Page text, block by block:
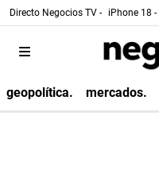
Directo Negocios TV - iPhone 18 -
geopolítica. mercados.